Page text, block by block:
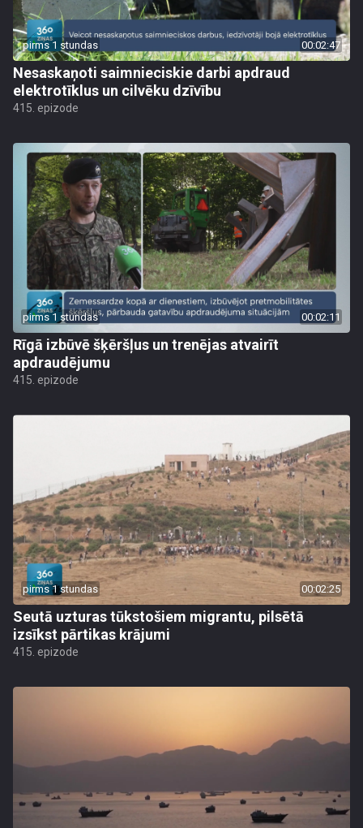
pirms 1 stundas 00:02:47
Nesaskaņoti saimnieciskie darbi apdraud
elektrotīklus un cilvēku dzīvību
415. epizode
pirms 1 stundas 00:02:11
Rīgā izbūvē šķēršļus un trenējas atvairīt
apdraudējumu
415. epizode
pirms 1 stundas 00:02:25
Seutā uzturas tūkstošiem migrantu, pilsētā
izsīkst pārtikas krājumi
415. epizode